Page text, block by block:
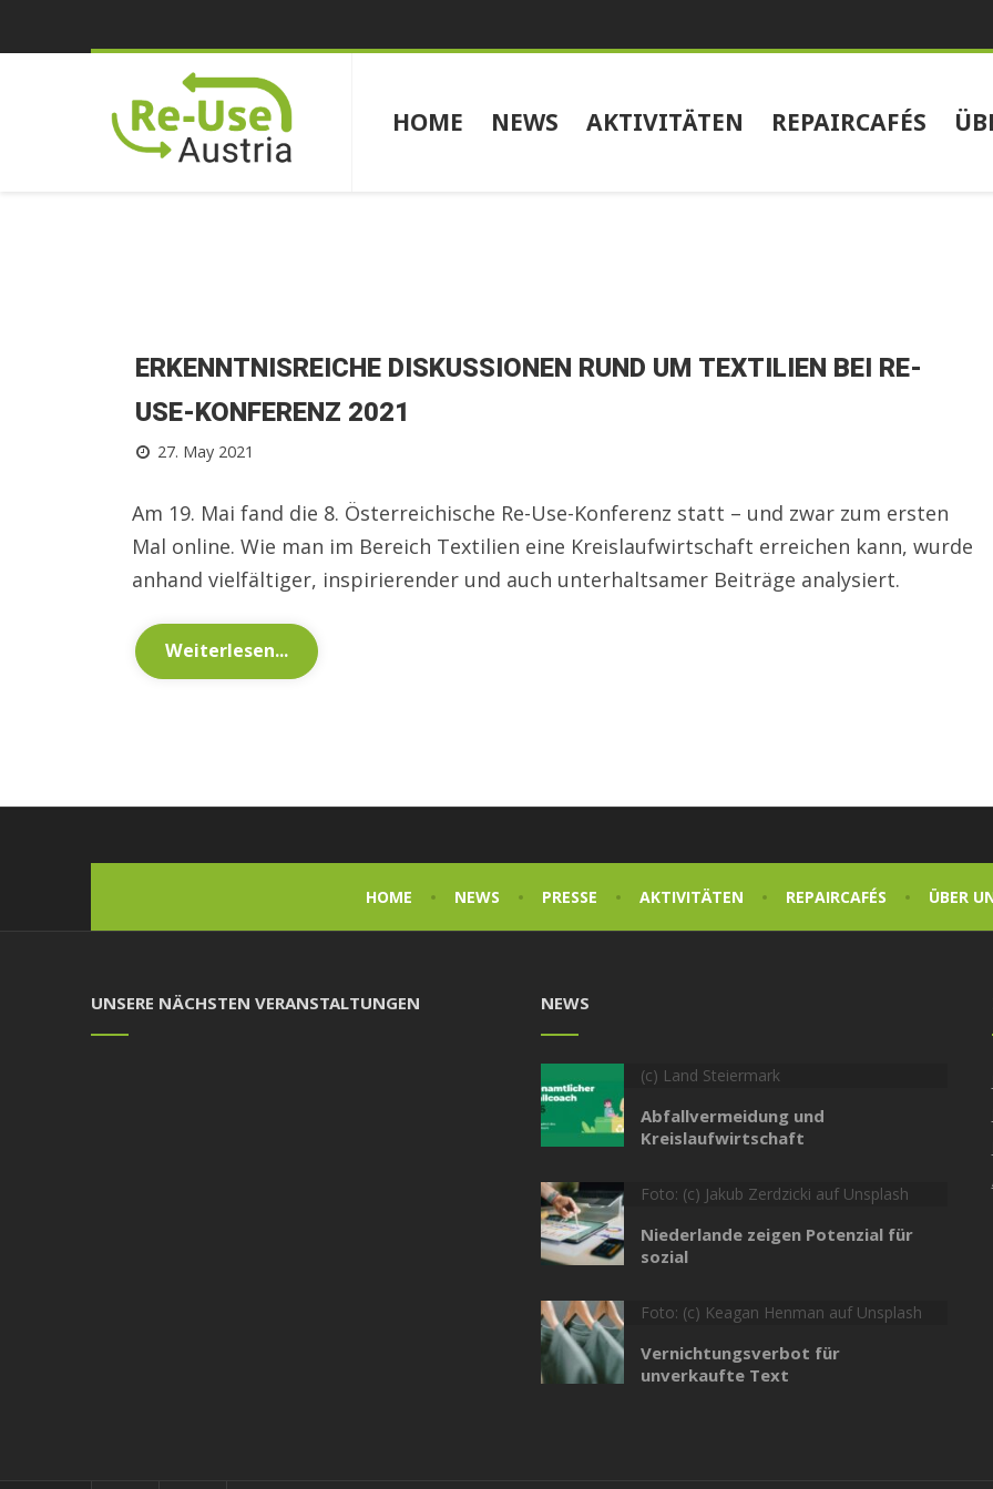
HOME NEWS AKTIVITÄTEN REPAIRCAFÉS
ERKENNTNISREICHE DISKUSSIONEN RUND UM TEXTILIEN BEI RE-
USE-KONFERENZ 2021
27. May 2021
Am 19. Mai fand die 8. Österreichische Re-Use-Konferenz statt – und zwar zum ersten
Mal online. Wie man im Bereich Textilien eine Kreislaufwirtschaft erreichen kann, wurde
anhand vielfältiger, inspirierender und auch unterhaltsamer Beiträge analysiert.
Weiterlesen...
HOME NEWS PRESSE AKTIVITÄTEN REPAIRCAFÉS ÜBER
UNSERE NÄCHSTEN VERANSTALTUNGEN NEWS
(c) Land Steiermark
Abfallvermeidung und
Kreislaufwirtschaft
Foto: (c) Jakub Zerdzicki auf Unsplash
Niederlande zeigen Potenzial für
sozial
Foto: (c) Keagan Henman auf Unsplash
Vernichtungsverbot für
unverkaufte Text